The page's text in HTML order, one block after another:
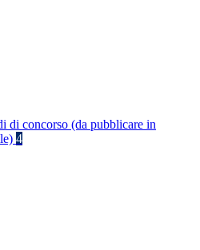
di concorso (da pubblicare in
4